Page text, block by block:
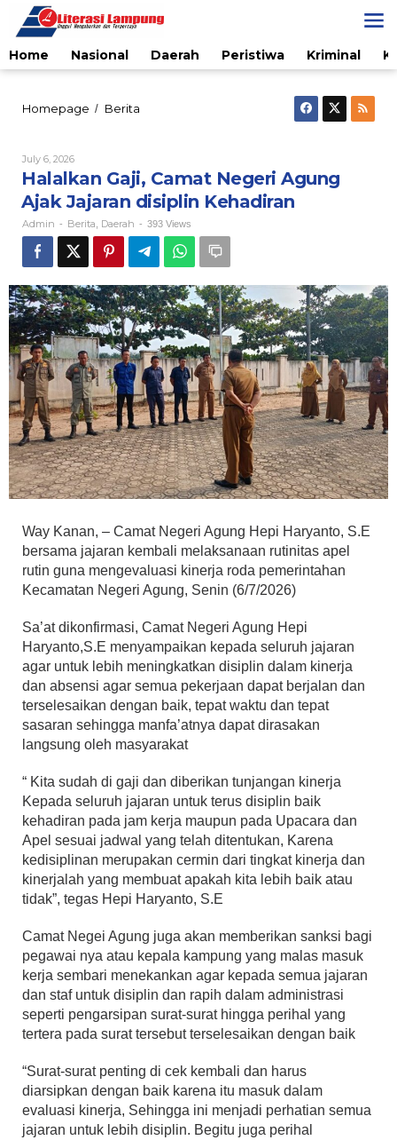
content
Home
Nasional Daerah Peristiwa Kriminal
Homepage / Berita
Agung
Ajak
Jajaran
disiplin
Kehadiran
July 6, 2026By
Halalkan Gaji, Camat Negeri Agung
Ajak Jajaran disiplin Kehadiran
Admin - Berita Daerah - 393 Views
Way Kanan, – Camat Negeri Agung Hepi Haryanto, S.E
bersama jajaran kembali melaksanaan rutinitas apel
rutin guna mengevaluasi kinerja roda pemerintahan
Kecamatan Negeri Agung, Senin (6/7/2026)
Sa’at dikonfirmasi, Camat Negeri Agung Hepi
Haryanto,S.E menyampaikan kepada seluruh jajaran
agar untuk lebih meningkatkan disiplin dalam kinerja
dan absensi agar semua pekerjaan dapat berjalan dan
terselesaikan dengan baik, tepat waktu dan tepat
sasaran sehingga manfa’atnya dapat dirasakan
langsung oleh masyarakat
“ Kita sudah di gaji dan diberikan tunjangan kinerja
Kepada seluruh jajaran untuk terus disiplin baik
kehadiran pada jam kerja maupun pada Upacara dan
Apel sesuai jadwal yang telah ditentukan, Karena
kedisiplinan merupakan cermin dari tingkat kinerja dan
kinerjalah yang membuat apakah kita lebih baik atau
tidak”, tegas Hepi Haryanto, S.E
Camat Negei Agung juga akan memberikan sanksi bagi
pegawai nya atau kepala kampung yang malas masuk
kerja sembari menekankan agar kepada semua jajaran
dan staf untuk disiplin dan rapih dalam administrasi
seperti pengarsipan surat-surat hingga perihal yang
tertera pada surat tersebut terselesaikan dengan baik
“Surat-surat penting di cek kembali dan harus
diarsipkan dengan baik karena itu masuk dalam
evaluasi kinerja, Sehingga ini menjadi perhatian semua
jajaran untuk lebih disiplin. Begitu juga perihal